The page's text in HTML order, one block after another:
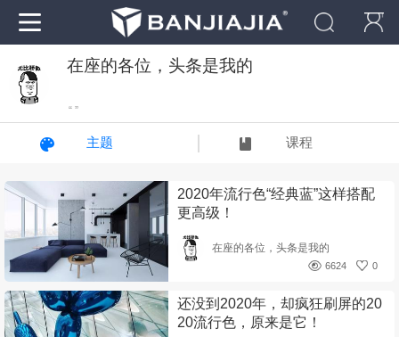
在座的各位，头条是我的
“ ”
主题 课程
2020年流行色“经典蓝”这样搭配
更高级！
在座的各位，头条是我的
0
6624
还没到2020年，却疯狂刷屏的20
20流行色，原来是它！